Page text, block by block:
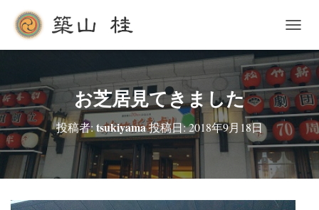
ビ
ゲ
ー
シ
ョ
ン
を
切
替
お芝居見てきました
投稿者:tsukiyama投稿日:2018年9月18日